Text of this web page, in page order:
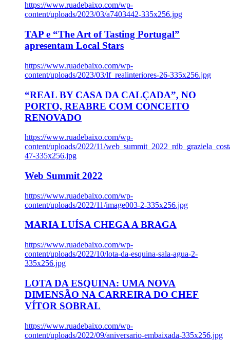
https://www.ruadebaixo.com/wp-
content/uploads/2023/03/a7403442-335x256.jpg
TAP e “The Art of Tasting Portugal”
apresentam Local Stars
https://www.ruadebaixo.com/wp-
content/uploads/2023/03/lf_realinteriores-26-335x256.jpg
“REAL BY CASA DA CALÇADA”, NO
PORTO, REABRE COM CONCEITO
RENOVADO
https://www.ruadebaixo.com/wp-
content/uploads/2022/11/
47-335x256.jpg
Web Summit 2022
https://www.ruadebaixo.com/wp-
content/uploads/2022/11/image003-2-335x256.jpg
MARIA LUÍSA CHEGA A BRAGA
https://www.ruadebaixo.com/wp-
content/uploads/2022/10/lota-da-esquina-sala-agua-2-
335x256.jpg
LOTA DA ESQUINA: UMA NOVA
DIMENSÃO NA CARREIRA DO CHEF
VÍTOR SOBRAL
https://www.ruadebaixo.com/wp-
content/uploads/2022/09/aniversario-embaixada-335x256.jpg